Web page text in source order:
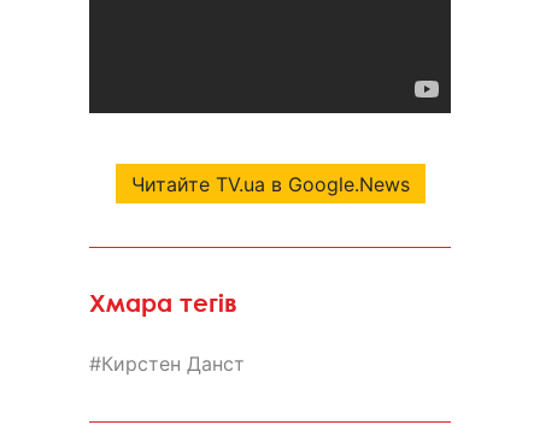
Читайте TV.ua в Google.News
Хмара тегів
Кирстен Данст